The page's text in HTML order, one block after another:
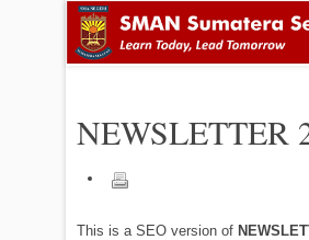
NEWSLETTER
This is a SEO version of